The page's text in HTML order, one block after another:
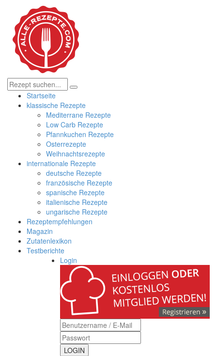
Startseite
klassische Rezepte
Mediterrane Rezepte
Low Carb Rezepte
Pfannkuchen Rezepte
Osterrezepte
Weihnachtsrezepte
internationale Rezepte
deutsche Rezepte
französische Rezepte
spanische Rezepte
italienische Rezepte
ungarische Rezepte
Rezeptempfehlungen
Magazin
Zutatenlexikon
Testberichte
Login
LOGIN